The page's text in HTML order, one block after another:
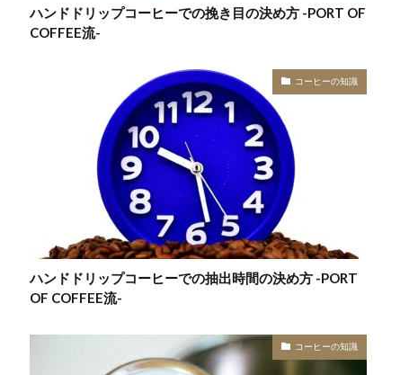
ハンドドリップコーヒーでの挽き目の決め方 -PORT OF
COFFEE流-
コーヒーの知識
ハンドドリップコーヒーでの抽出時間の決め方 -PORT
OF COFFEE流-
コーヒーの知識